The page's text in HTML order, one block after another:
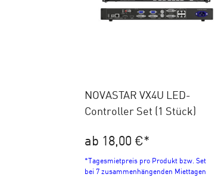
NOVASTAR VX4U LED-
Controller Set (1 Stück)
ab 18,00 €*
*Tagesmietpreis pro Produkt bzw. Set
bei 7 zusammenhängenden Miettagen